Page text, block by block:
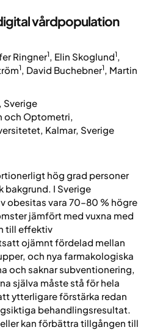
vårdpopulation
Ringner1 , Elin Skoglund1
1 , David Buchebner1 , Martin
Sverige
och Optometri,
Kalmar, Sverige
hög grad personer
bakgrund. I Sverige
obesitas vara 70–80 % högre
jämfört med vuxna med
till effektiv
ojämnt fördelad mellan
och nya farmakologiska
och saknar subventionering,
själva måste stå för hela
ytterligare förstärka redan
behandlingsresultat.
kan förbättra tillgången till